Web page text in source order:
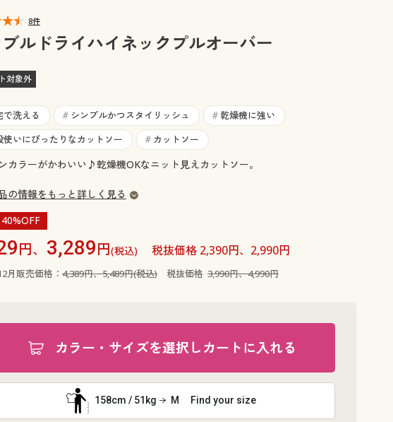
ジュニア・ティーンズ下着大きいサイズ レディース下着
大きいサイズ 事務・制服
8件
ルドライハイネックプルオーバー
対象外
で洗える # シンプルかつスタイリッシュ # 乾燥機に強い
使いにぴったりなカットソー # カットソー
カラーがかわいい♪乾燥機OKなニット見えカットソー。
の情報をもっと詳しく見る
円、 3,289円(税込) 税抜価格 2,390円、2,990円
月販売価格： 4,389円、5,489円(税込) 税抜価格 3,990円、4,990円
カラー・サイズを選択しカートに入れる
158cm / 51kg M Find your size